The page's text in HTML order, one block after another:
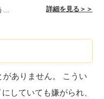
詳細を見る＞＞
ありません。 こうい
していても嫌がられ、